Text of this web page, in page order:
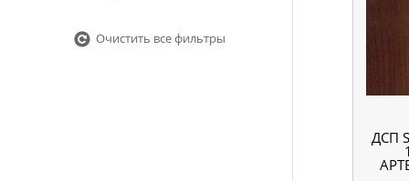
ДСП
Очистить все фильтры